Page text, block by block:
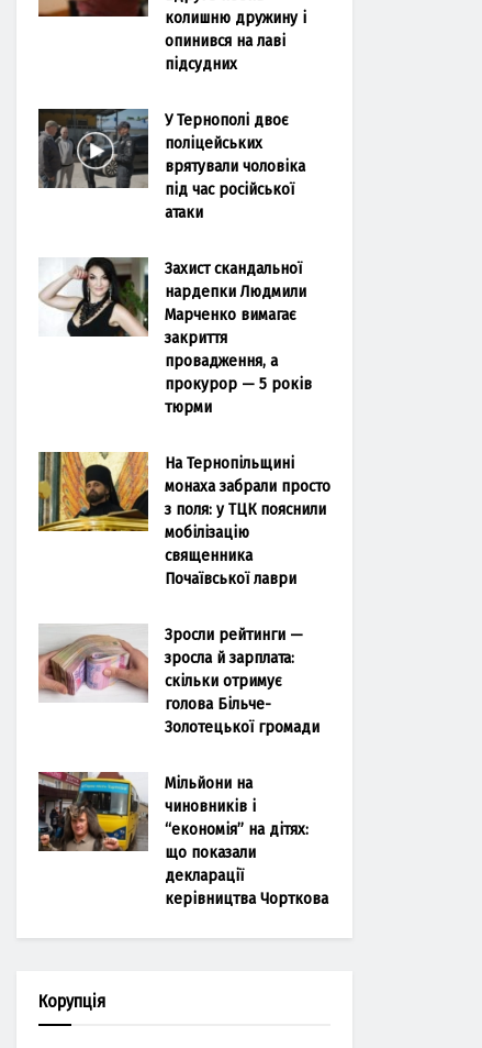
колишню дружину і
опинився на лаві
підсудних
У Тернополі двоє
поліцейських
врятували чоловіка
під час російської
атаки
Захист скандальної
нардепки Людмили
Марченко вимагає
закриття
провадження, а
прокурор — 5 років
тюрми
На Тернопільщині
монаха забрали просто
з поля: у ТЦК пояснили
мобілізацію
священника
Почаївської лаври
Зросли рейтинги —
зросла й зарплата:
скільки отримує
голова Більче-
Золотецької громади
Мільйони на
чиновників і
“економія” на дітях:
що показали
декларації
керівництва Чорткова
Корупція